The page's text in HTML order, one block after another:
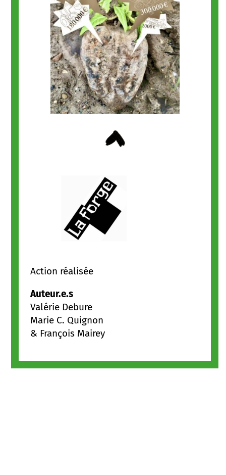
Action réalisée
Auteur.e.s
Valérie Debure
Marie C. Quignon
& François Mairey